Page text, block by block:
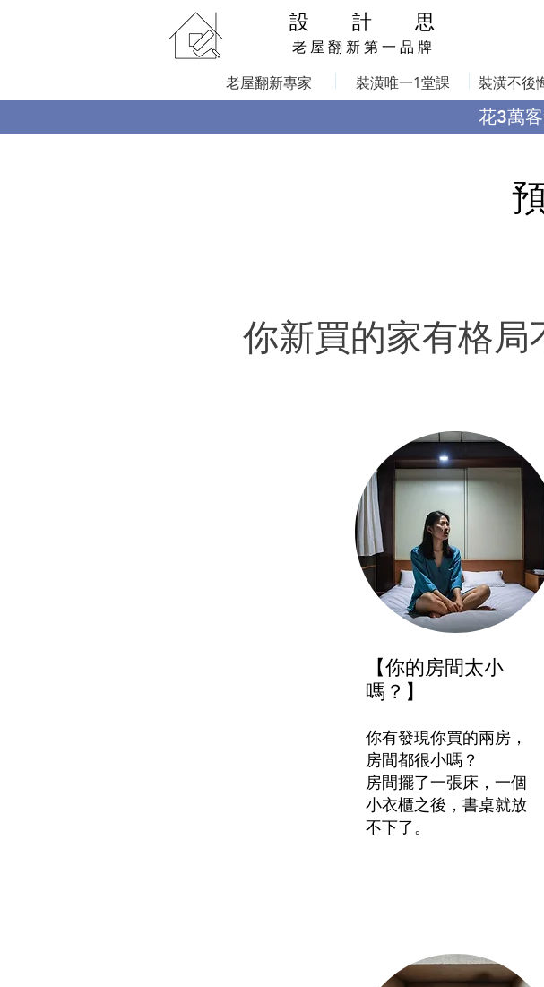
設 計 思
老 屋 翻 新 第 一 品 牌
老屋翻新專家 裝潢唯一1堂課 裝潢不後
花3萬
你新買的家有格
【你的房間太小
嗎？】
你有發現你買的兩房，
房間都很小嗎？
房間擺了一張床，一個
小衣櫃之後，書桌就放
不下了。